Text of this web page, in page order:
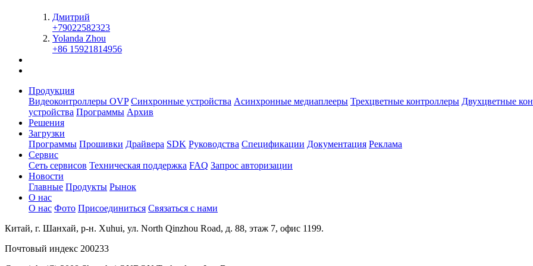
Дмитрий
+79022582323
Yolanda Zhou
+86 15921814956
Продукция
Видеоконтроллеры OVP Синхронные устройства Асинхронные медиаплееры Трехцветные контроллеры Двухцветные
устройства Программы Архив
Решения
Загрузки
Программы Прошивки Драйвера SDK Руководства Спецификации Документация Реклама
Сервис
Сеть сервисов Техническая поддержка FAQ Запрос авторизации
Новости
Главные Продукты Рынок
О нас
О нас Фото Присоединиться Связаться с нами
Китай, г. Шанхай, р-н. Xuhui, ул. North Qinzhou Road, д. 88, этаж 7, офис 1199.
Почтовый индекс 200233